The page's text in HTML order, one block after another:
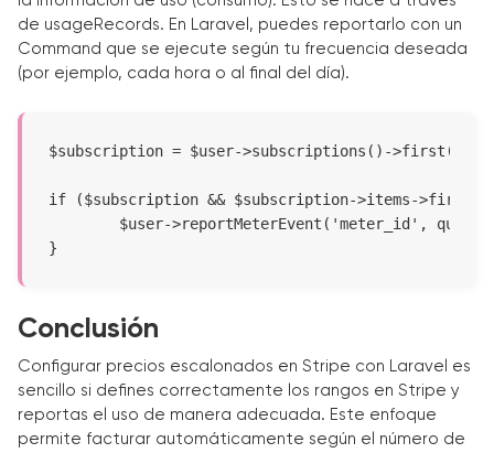
de usageRecords. En Laravel, puedes reportarlo con un
Command que se ejecute según tu frecuencia deseada
(por ejemplo, cada hora o al final del día).
$subscription = $user->subscriptions()->first();
if ($subscription && $subscription->items-
}
Conclusión
Configurar precios escalonados en Stripe con Laravel es
sencillo si defines correctamente los rangos en Stripe y
reportas el uso de manera adecuada. Este enfoque
permite facturar automáticamente según el número de